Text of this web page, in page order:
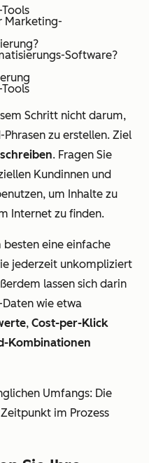
Marketing-
Software?
Schritt nicht darum,
zu erstellen. Ziel
. Fragen Sie
Kundinnen und
um Inhalte zu
Internet zu finden.
besten eine einfache
jederzeit unkompliziert
lassen sich darin
wie etwa
, Cost-per-Klick
Kombinationen
Umfangs: Die
im Prozess